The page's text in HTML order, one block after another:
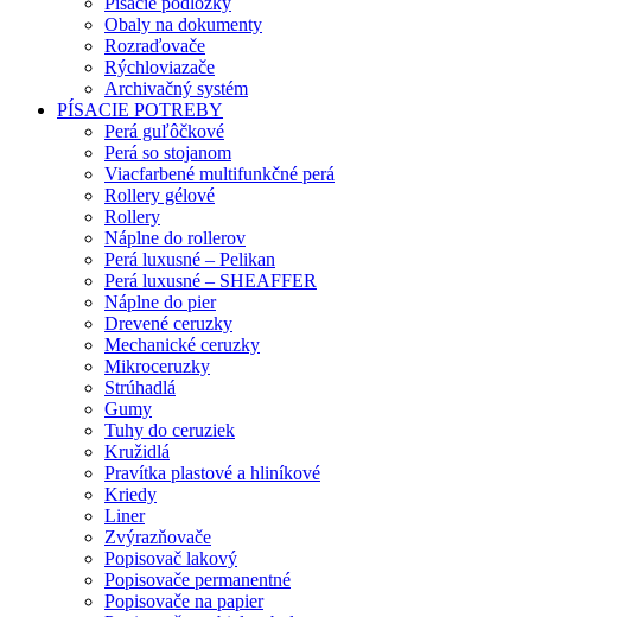
Obaly na dokumenty
Rozraďovače
Rýchloviazače
Archivačný systém
PÍSACIE POTREBY
Perá guľôčkové
Perá so stojanom
Viacfarbené multifunkčné perá
Rollery gélové
Rollery
Náplne do rollerov
Perá luxusné – Pelikan
Perá luxusné – SHEAFFER
Náplne do pier
Drevené ceruzky
Mechanické ceruzky
Mikroceruzky
Strúhadlá
Gumy
Tuhy do ceruziek
Kružidlá
Pravítka plastové a hliníkové
Kriedy
Liner
Zvýrazňovače
Popisovač lakový
Popisovače permanentné
Popisovače na papier